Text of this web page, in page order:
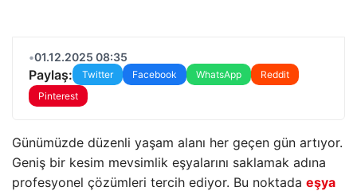
•01.12.2025 08:35
Paylaş: Twitter Facebook WhatsApp
Reddit
Pinterest
Günümüzde düzenli yaşam alanı her geçen gün artıyor.
Geniş bir kesim mevsimlik eşyalarını saklamak adına
profesyonel çözümleri tercih ediyor. Bu noktada eşya